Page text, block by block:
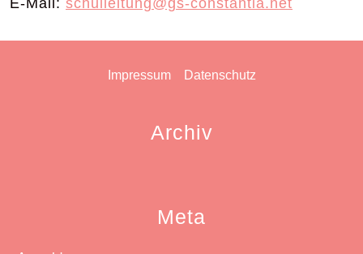
E-Mail: schulleitung@gs-constantia.net
Impressum Datenschutz
Archiv
Meta